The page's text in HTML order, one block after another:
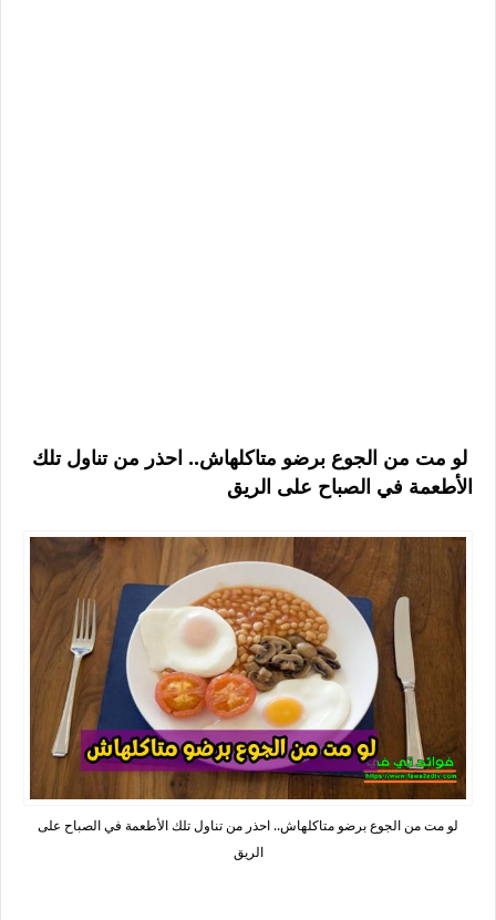
لو مت من الجوع برضو متاكلهاش.. احذر من تناول تلك
الأطعمة في الصباح على الريق
لو مت من الجوع برضو متاكلهاش.. احذر من تناول تلك الأطعمة في الصباح على
الريق